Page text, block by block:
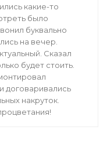
какие-то
было
буквально
на вечер.
Сказал
будет стоить.
договаривались
накруток.